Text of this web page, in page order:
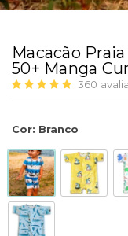
Macacão
50+ Manga
360
Cor: Branco